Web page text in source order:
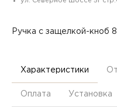
Ручка с защелкой-кноб
Характеристики
Оплата Установка